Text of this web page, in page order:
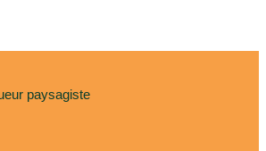
paysagiste
élagueur